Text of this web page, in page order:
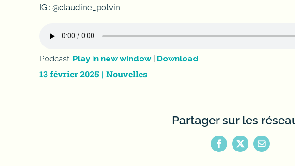
IG : @claudine_potvin
Podcast: Play in new window| Download
13 février 2025 | Nouvelles
Partager sur les
Facebook
X Email